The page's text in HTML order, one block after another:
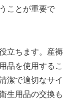
ことが重要で
立ちます。産褥
品を使用するこ
潔で適切なサイ
生用品の交換も